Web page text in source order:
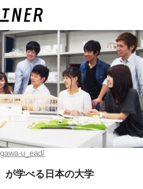
u_ead/
が学べる日本の大学